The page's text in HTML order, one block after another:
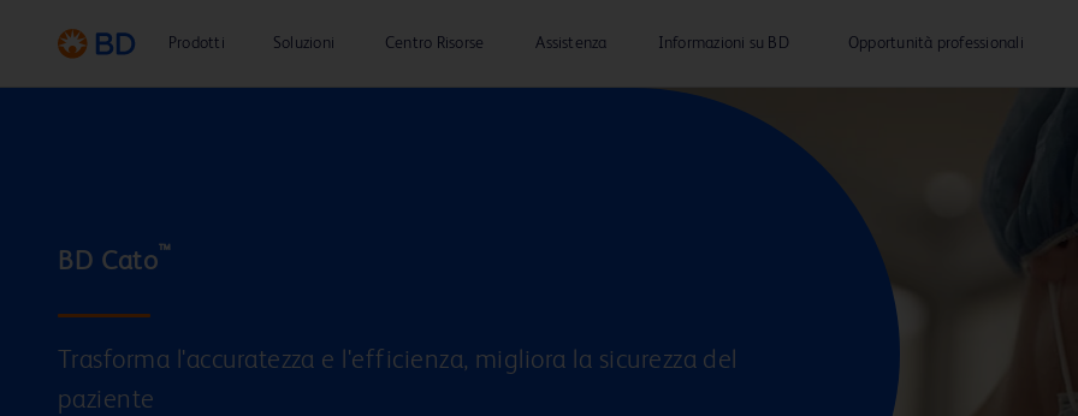
Prodotti Soluzioni Centro Risorse Assistenza Informazioni su BD Opportunità professionali
BD Cato™
Trasforma l'accuratezza e l'efficienza, migliora la sicurezza del
paziente